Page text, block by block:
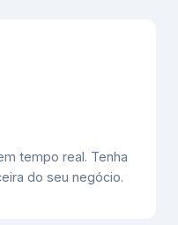
tempo real. Tenha
do seu negócio.